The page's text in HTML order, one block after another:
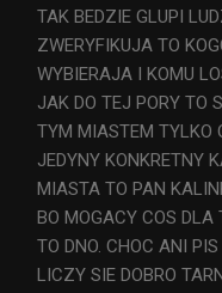
TAK BEDZIE GLUPI
ZWERYFIKUJA TO
WYBIERAJA I KOMU
JAK DO TEJ PORY TO
TYM MIASTEM TYLKO
JEDYNY KONKRETNY
MIASTA TO PAN
BO MOGACY COS DLA
TO DNO. CHOC ANI
LICZY SIE DOBRO